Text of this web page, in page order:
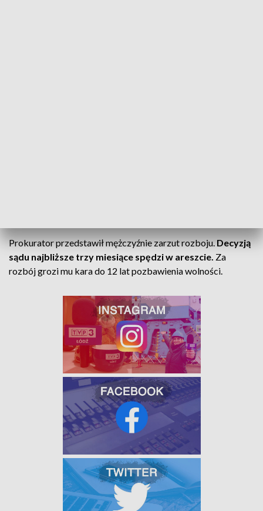
Prokurator przedstawił mężczyźnie zarzut rozboju.Decyzją
sądu najbliższe trzy miesiące spędzi w areszcie. Za
rozbój grozi mu kara do 12 lat pozbawienia wolności.